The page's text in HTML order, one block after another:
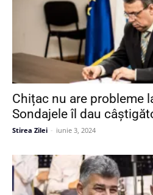
Chițac nu are probleme
Sondajele îl dau
Stirea Zilei - iunie 3, 2024